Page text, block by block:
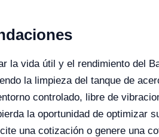
la vida útil y el rendimiento del
la limpieza del tanque de
controlado, libre de
la oportunidad de optimizar
una cotización o genere una